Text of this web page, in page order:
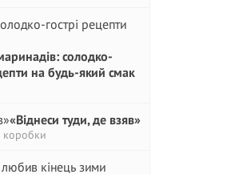
солодко-
на будь-який смак
«Віднеси туди, де взяв»
коробки